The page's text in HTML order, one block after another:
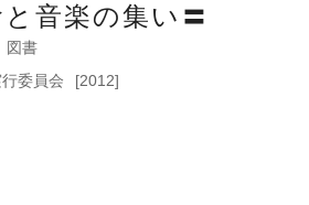
音楽の集い〓
図書
委員会
[2012]